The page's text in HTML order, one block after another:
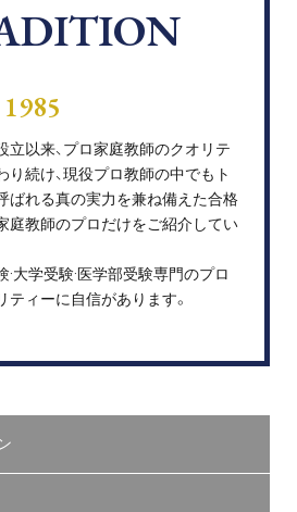
立以来、プロ家庭教師のクオリテ
り続け、現役プロ教師の中でもト
ばれる真の実力を兼ね備えた合格
庭教師のプロだけをご紹介してい
·大学受験·医学部受験専門のプロ
ティーに自信があります。